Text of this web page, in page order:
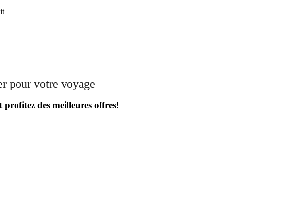
pour votre voyage
des meilleures offres!